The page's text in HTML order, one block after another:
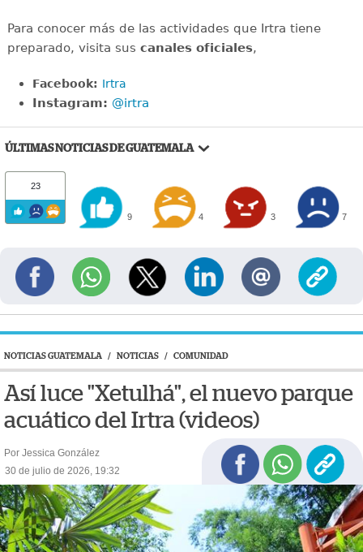
Para conocer más de las actividades que Irtra tiene
preparado, visita sus canales oficiales,
Facebook: Irtra
Instagram: @irtra
ÚLTIMAS NOTICIAS DE GUATEMALA
23
9 4 3 7
NOTICIAS GUATEMALA / NOTICIAS / COMUNIDAD
Así luce "Xetulhá", el nuevo parque
acuático del Irtra (videos)
Por Jessica González
30 de julio de 2026, 19:32